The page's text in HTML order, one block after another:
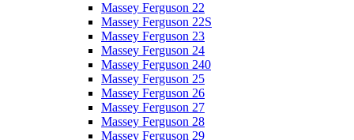
Massey Ferguson 22
Massey Ferguson 22S
Massey Ferguson 23
Massey Ferguson 24
Massey Ferguson 240
Massey Ferguson 25
Massey Ferguson 26
Massey Ferguson 27
Massey Ferguson 28
Massey Ferguson 29